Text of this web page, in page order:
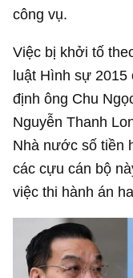
công vụ.
Việc bị khởi tố
luật Hình sự 2015
định ông Chu
Nguyễn Thanh
Nhà nước số tiền
các cựu cán bộ
việc thi hành án